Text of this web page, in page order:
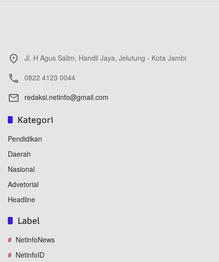
Jl. H Agus Salim, Handil Jaya, Jelutung - Kota Jambi
0822 4123 0044
redaksi.netinfo@gmail.com
Kategori
Pendidikan
Daerah
Nasional
Advetorial
Headline
Label
NetinfoNews
NetinfoID